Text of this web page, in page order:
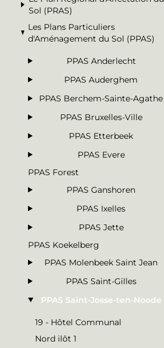
Sol (PRAS)
Les Plans Particuliers
d'Aménagement du Sol (PPAS)
PPAS Anderlecht
PPAS Auderghem
PPAS Berchem-Sainte-Agathe
PPAS Bruxelles-Ville
PPAS Etterbeek
PPAS Evere
PPAS Forest
PPAS Ganshoren
PPAS Ixelles
PPAS Jette
PPAS Koekelberg
PPAS Molenbeek Saint Jean
PPAS Saint-Gilles
PPAS Saint-Josse-ten-Noode
19 - Hôtel Communal
Nord ilôt 1